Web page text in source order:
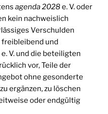
agenda 2028e. V. oder
kein nachweislich
Verschulden
und
e. V. und die beteiligten
vor, Teile der
ohne gesonderte
ergänzen, zu löschen
oder endgültig